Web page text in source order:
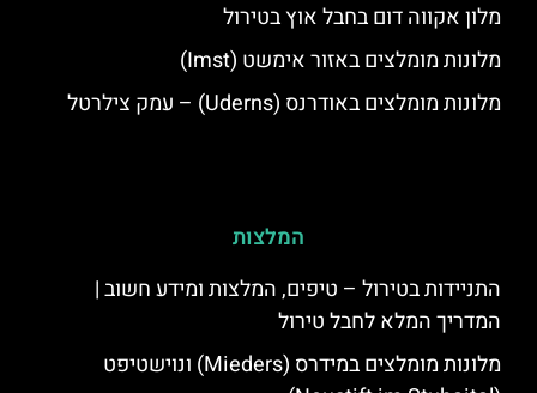
מלון אקווה דום בחבל אוץ בטירול
מלונות מומלצים באזור אימשט (Imst)
מלונות מומלצים באודרנס (Uderns) – עמק צילרטל
המלצות
התניידות בטירול – טיפים, המלצות ומידע חשוב |
המדריך המלא לחבל טירול
מלונות מומלצים במידרס (Mieders) ונוישטיפט